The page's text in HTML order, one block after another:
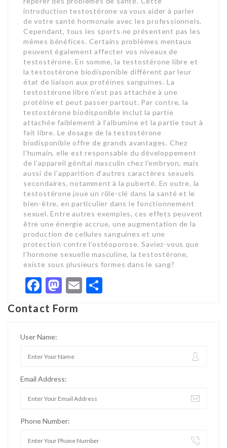
introduction testostérone va vous aider à parler
de votre santé hormonale avec les professionnels.
Cependant, tous les sports ne présentent pas les
mêmes bénéfices. Certains problèmes mentaux
peuvent également affecter vos niveaux de
testostérone. En somme, la testostérone libre et
la testostérone biodisponible diffèrent par leur
état de liaison aux protéines sanguines. La
testostérone libre n’est pas attachée à une
protéine et peut passer partout. Par contre, la
testostérone biodisponible inclut la partie
attachée faiblement à l’albumine et la partie tout à
fait libre. Le dosage de la testostérone
biodisponible offre de grands avantages. Chez
l’humain, elle est responsable du développement
de l’appareil génital masculin chez l’embryon, mais
aussi de l’apparition d’autres caractères sexuels
secondaires, notamment à la puberté. En outre, la
testostérone joue un rôle-clé dans la santé et le
bien-être, en particulier dans le fonctionnement
sexuel. Entre autres exemples, ces effets peuvent
être une énergie accrue, une augmentation de la
production de cellules sanguines et une
protection contre l’ostéoporose. Saviez-vous que
l’hormone sexuelle masculine, la testostérone,
existe sous plusieurs formes dans le sang?
Facebook
Mastodon
Email
Contact Form
User Name:
Email Address:
Phone Number: